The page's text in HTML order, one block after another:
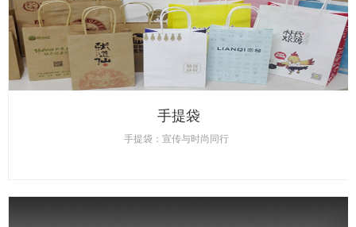
手提袋
手提袋：宣传与时尚同行